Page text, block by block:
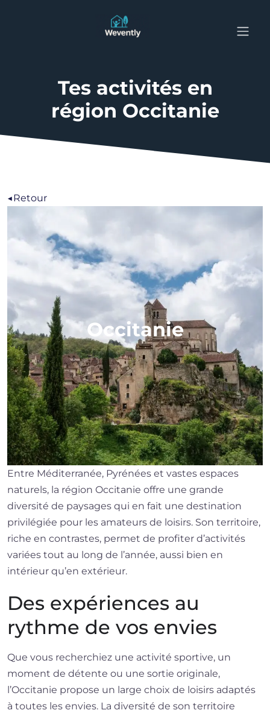
Tes activités en
région Occitanie
◀️Retour
Occitanie
Entre Méditerranée, Pyrénées et vastes espaces
naturels, la région Occitanie offre une grande
diversité de paysages qui en fait une destination
privilégiée pour les amateurs de loisirs. Son territoire,
riche en contrastes, permet de profiter d’activités
variées tout au long de l’année, aussi bien en
intérieur qu’en extérieur.
Des expériences au
rythme de vos envies
Que vous recherchiez une activité sportive, un
moment de détente ou une sortie originale,
l’Occitanie propose un large choix de loisirs adaptés
à toutes les envies. La diversité de son territoire